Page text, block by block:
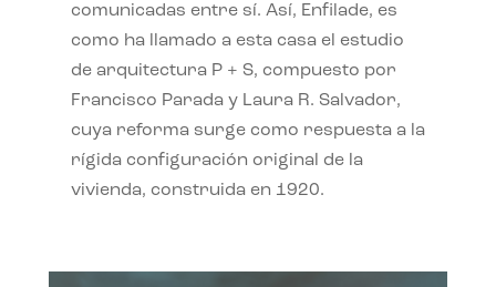
comunicadas entre sí. Así, Enfilade, es
como ha llamado a esta casa el estudio
de arquitectura P + S, compuesto por
Francisco Parada y Laura R. Salvador,
cuya reforma surge como respuesta a la
rígida configuración original de la
vivienda, construida en 1920.